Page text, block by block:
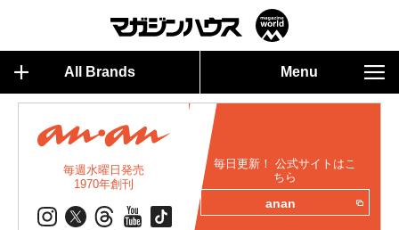
All Brands Menu
毎週水曜日発売
1970年創刊
毎日更新！ 公式サイトはこ
ちら
anan